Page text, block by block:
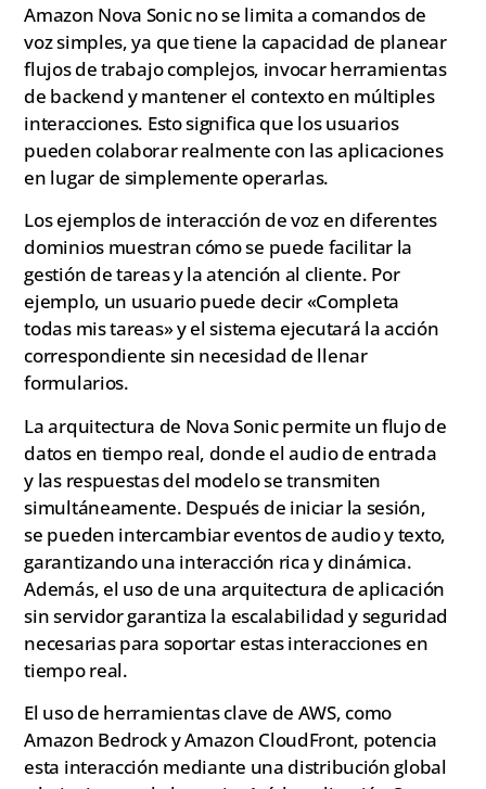
Amazon Nova Sonic no se limita a comandos de
voz simples, ya que tiene la capacidad de planear
flujos de trabajo complejos, invocar herramientas
de backend y mantener el contexto en múltiples
interacciones. Esto significa que los usuarios
pueden colaborar realmente con las aplicaciones
en lugar de simplemente operarlas.
Los ejemplos de interacción de voz en diferentes
dominios muestran cómo se puede facilitar la
gestión de tareas y la atención al cliente. Por
ejemplo, un usuario puede decir «Completa
todas mis tareas» y el sistema ejecutará la acción
correspondiente sin necesidad de llenar
formularios.
La arquitectura de Nova Sonic permite un flujo de
datos en tiempo real, donde el audio de entrada
y las respuestas del modelo se transmiten
simultáneamente. Después de iniciar la sesión,
se pueden intercambiar eventos de audio y texto,
garantizando una interacción rica y dinámica.
Además, el uso de una arquitectura de aplicación
sin servidor garantiza la escalabilidad y seguridad
necesarias para soportar estas interacciones en
tiempo real.
El uso de herramientas clave de AWS, como
Amazon Bedrock y Amazon CloudFront, potencia
esta interacción mediante una distribución global